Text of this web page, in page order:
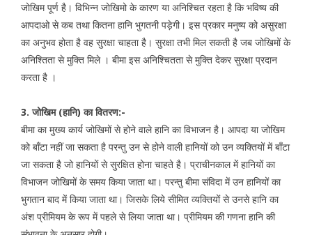
जोखिम पूर्ण है। विभिन्न जोखिमो के कारण या अनिश्चित रहता है कि भविष्य की
आपदाओ से कब तथा कितना हानि भुगतनी पड़ेगी। इस प्रकार मनुष्य को असुरक्षा
का अनुभव होता है वह सुरक्षा चाहता है। सुरक्षा तभी मिल सकती है जब जोखिमों के
अनिश्तिता से मुक्ति मिले । बीमा इस अनिश्चितता से मुक्ति देकर सुरक्षा प्रदान
करता है ।
3. जोखिम (हानि) का वितरण:-
बीमा का मुख्य कार्य जोखिमों से होने वाले हानि का विभाजन है। आपदा या जोखिम
को बाँटा नहीं जा सकता है परन्तु उन से होने वाली हानियों को उन व्यक्तियों में बाँटा
जा सकता है जो हानियों से सुरक्षित होना चाहते है। प्राचीनकाल में हानियों का
विभाजन जोखिमों के समय किया जाता था। परन्तु बीमा संविदा में उन हानियों का
भुगतान बाद में किया जाता था। जिसके लिये सीमित व्यक्तियों से उनसे हानि का
अंश प्रीमियम के रूप में पहले से लिया जाता था। प्रीमियम की गणना हानि की